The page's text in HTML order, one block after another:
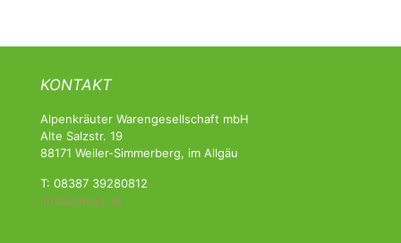
KONTAKT
Alpenkräuter Warengesellschaft mbH
Alte Salzstr. 19
88171 Weiler-Simmerberg, im Allgäu
T: 08387 39280812
info@alwag.de